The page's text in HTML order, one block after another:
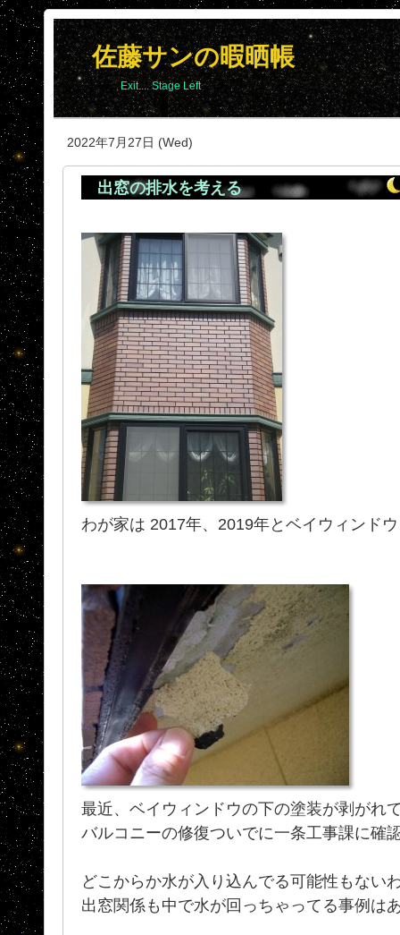
佐藤サンの暇晒帳
Exit.... Stage Left
2022年7月27日 (Wed)
出窓の排水を考える
わが家は 2017年、2019年とベイウィンド
最近、ベイウィンドウの下の塗装が剥がれ
バルコニーの修復ついでに一条工事課に確
どこからか水が入り込んでる可能性もない
出窓関係も中で水が回っちゃってる事例は